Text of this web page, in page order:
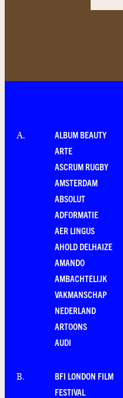
A.
ALBUM BEAUTY
ARTE
ASCRUM RUGBY
AMSTERDAM
ABSOLUT
ADFORMATIE
AER LINGUS
AHOLD DELHAIZE
AMANDO
AMBACHTELIJK
VAKMANSCHAP
NEDERLAND
ARTOONS
AUDI
B.
BFI LONDON FILM
FESTIVAL